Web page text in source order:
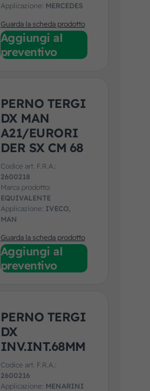
Applicazione: MERCEDES
Guarda la scheda prodotto
Aggiungi al
preventivo
PERNO TERGI
DX MAN
A21/EURORI
DER SX CM 68
Codice art. F.R.A.:
2600218
Marca prodotto:
EQUIVALENTE
Applicazione: IVECO,
MAN
Guarda la scheda prodotto
Aggiungi al
preventivo
PERNO TERGI
DX
INV.INT.68MM
Codice art. F.R.A.:
2600216
Applicazione: MENARINI